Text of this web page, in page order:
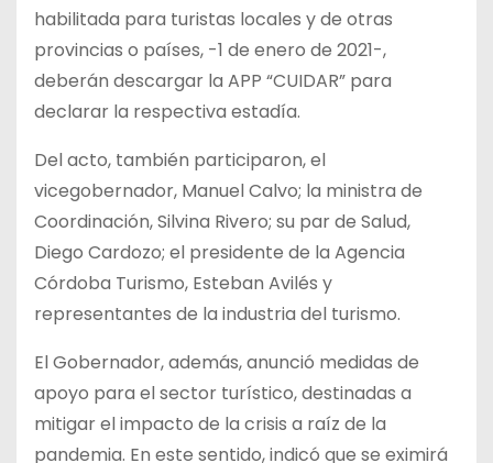
habilitada para turistas locales y de otras
provincias o países, -1 de enero de 2021-,
deberán descargar la APP “CUIDAR” para
declarar la respectiva estadía.
Del acto, también participaron, el
vicegobernador, Manuel Calvo; la ministra de
Coordinación, Silvina Rivero; su par de Salud,
Diego Cardozo; el presidente de la Agencia
Córdoba Turismo, Esteban Avilés y
representantes de la industria del turismo.
El Gobernador, además, anunció medidas de
apoyo para el sector turístico, destinadas a
mitigar el impacto de la crisis a raíz de la
pandemia. En este sentido, indicó que se eximirá